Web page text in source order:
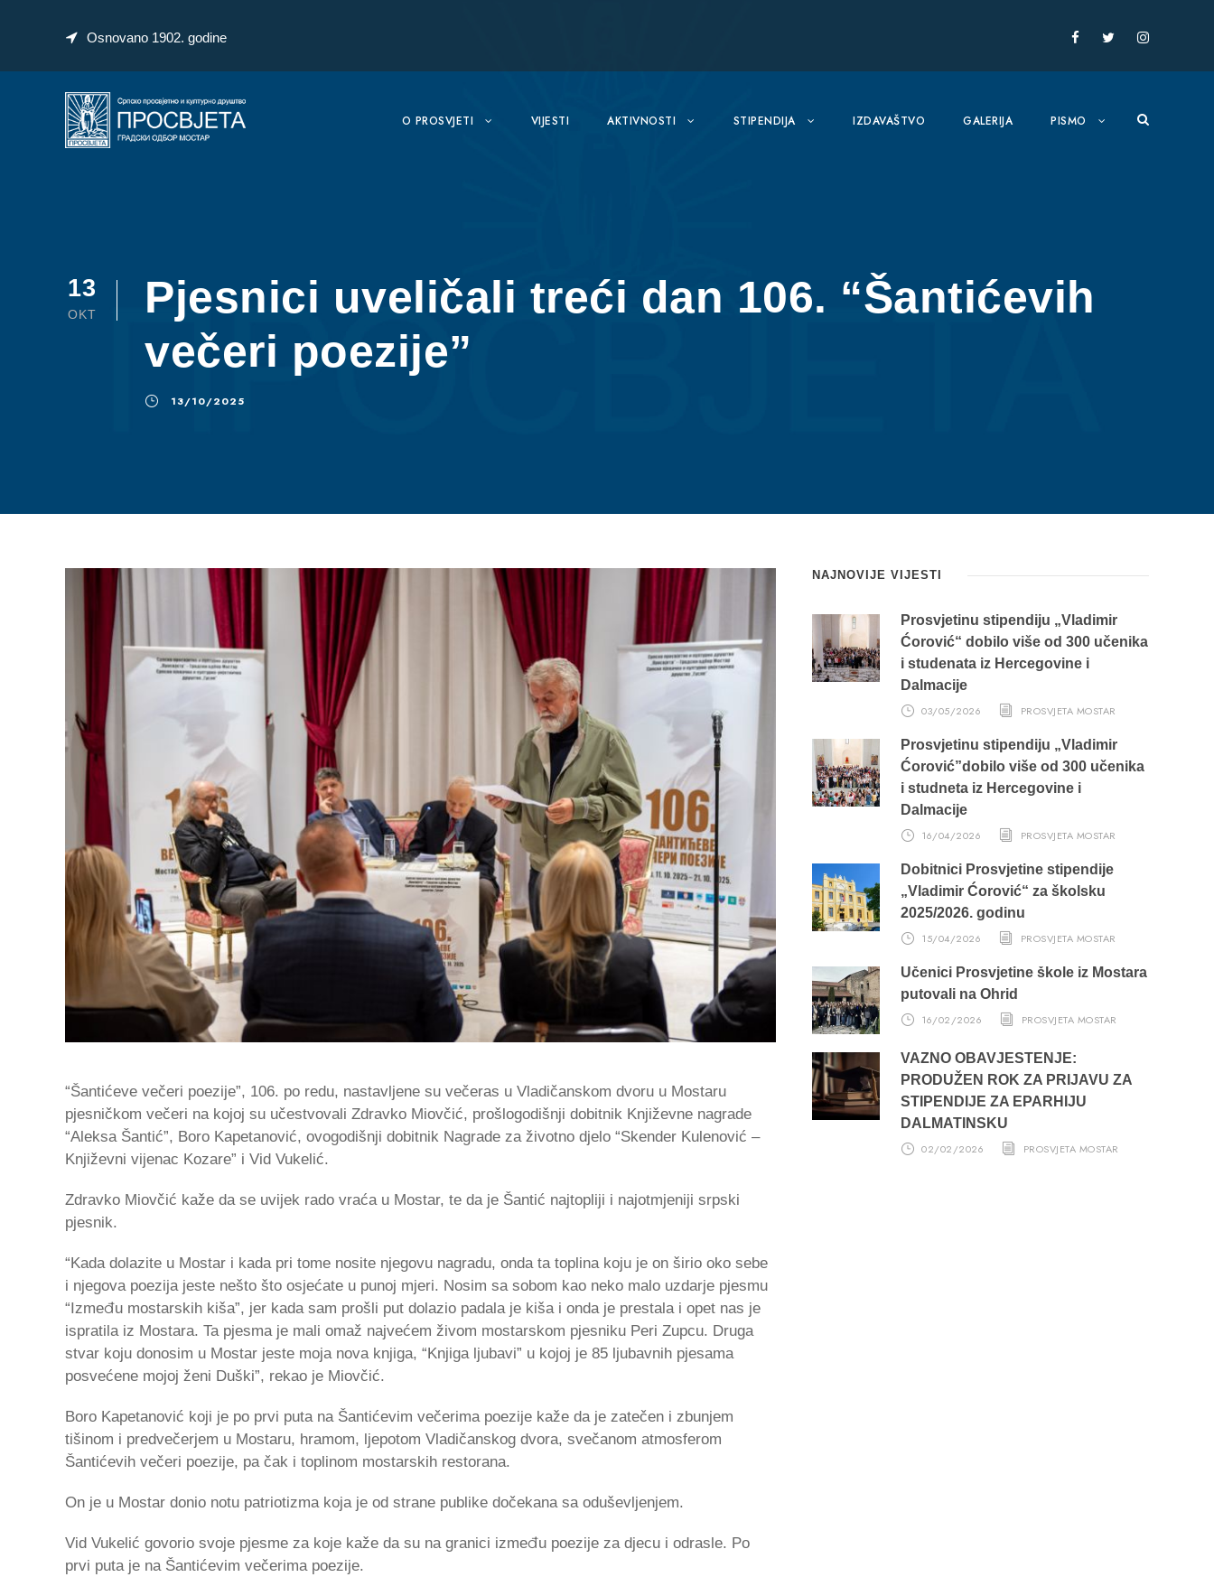
Osnovano 1902. godine
O PROSVJETI VIJESTI AKTIVNOSTI STIPENDIJA IZDAVAŠTVO GALERIJA PISMO
13
OKT
Pjesnici uveličali treći dan 106. “Šantićevih
večeri poezije”
13/10/2025
“Šantićeve večeri poezije”, 106. po redu, nastavljene su večeras u Vladičanskom dvoru u Mostaru
pjesničkom večeri na kojoj su učestvovali Zdravko Miovčić, prošlogodišnji dobitnik Književne nagrade
“Aleksa Šantić”, Boro Kapetanović, ovogodišnji dobitnik Nagrade za životno d‌jelo “Skender Kulenović –
Književni vijenac Kozare” i Vid Vukelić.
Zdravko Miovčić kaže da se uvijek rado vraća u Mostar, te da je Šantić najtopliji i najotmjeniji srpski
pjesnik.
“Kada dolazite u Mostar i kada pri tome nosite njegovu nagradu, onda ta toplina koju je on širio oko sebe
i njegova poezija jeste nešto što osjećate u punoj mjeri. Nosim sa sobom kao neko malo uzdarje pjesmu
“Između mostarskih kiša”, jer kada sam prošli put dolazio padala je kiša i onda je prestala i opet nas je
ispratila iz Mostara. Ta pjesma je mali omaž najvećem živom mostarskom pjesniku Peri Zupcu. Druga
stvar koju donosim u Mostar jeste moja nova knjiga, “Knjiga ljubavi” u kojoj je 85 ljubavnih pjesama
posvećene mojoj ženi Duški”, rekao je Miovčić.
Boro Kapetanović koji je po prvi puta na Šantićevim večerima poezije kaže da je zatečen i zbunjem
tišinom i predvečerjem u Mostaru, hramom, ljepotom Vladičanskog dvora, svečanom atmosferom
Šantićevih večeri poezije, pa čak i toplinom mostarskih restorana.
On je u Mostar donio notu patriotizma koja je od strane publike dočekana sa oduševljenjem.
Vid Vukelić govorio svoje pjesme za koje kaže da su na granici između poezije za d‌jecu i odrasle. Po
prvi puta je na Šantićevim večerima poezije.
NAJNOVIJE VIJESTI
Prosvjetinu stipendiju „Vladimir
Ćorović“ dobilo više od 300 učenika
i studenata iz Hercegovine i
Dalmacije
03/05/2026 PROSVJETA MOSTAR
Prosvjetinu stipendiju „Vladimir
Ćorović”dobilo više od 300 učenika
i studneta iz Hercegovine i
Dalmacije
16/04/2026 PROSVJETA MOSTAR
Dobitnici Prosvjetine stipendije
„Vladimir Ćorović“ za školsku
2025/2026. godinu
15/04/2026 PROSVJETA MOSTAR
Učenici Prosvjetine škole iz Mostara
putovali na Ohrid
16/02/2026 PROSVJETA MOSTAR
VAŽNO OBAVJEŠTENJE:
PRODUŽEN ROK ZA PRIJAVU ZA
STIPENDIJE ZA EPARHIJU
DALMATINSKU
02/02/2026 PROSVJETA MOSTAR